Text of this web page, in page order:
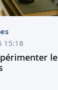
15:18
le